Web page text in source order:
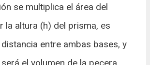
se multiplica el área del
la altura (h) del prisma, es
entre ambas bases, y